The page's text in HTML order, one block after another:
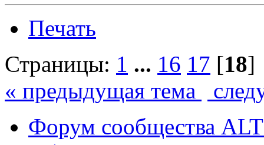
Печать
Страницы: 1 ... 16 17 [18]
« предыдущая тема
Форум сообщества